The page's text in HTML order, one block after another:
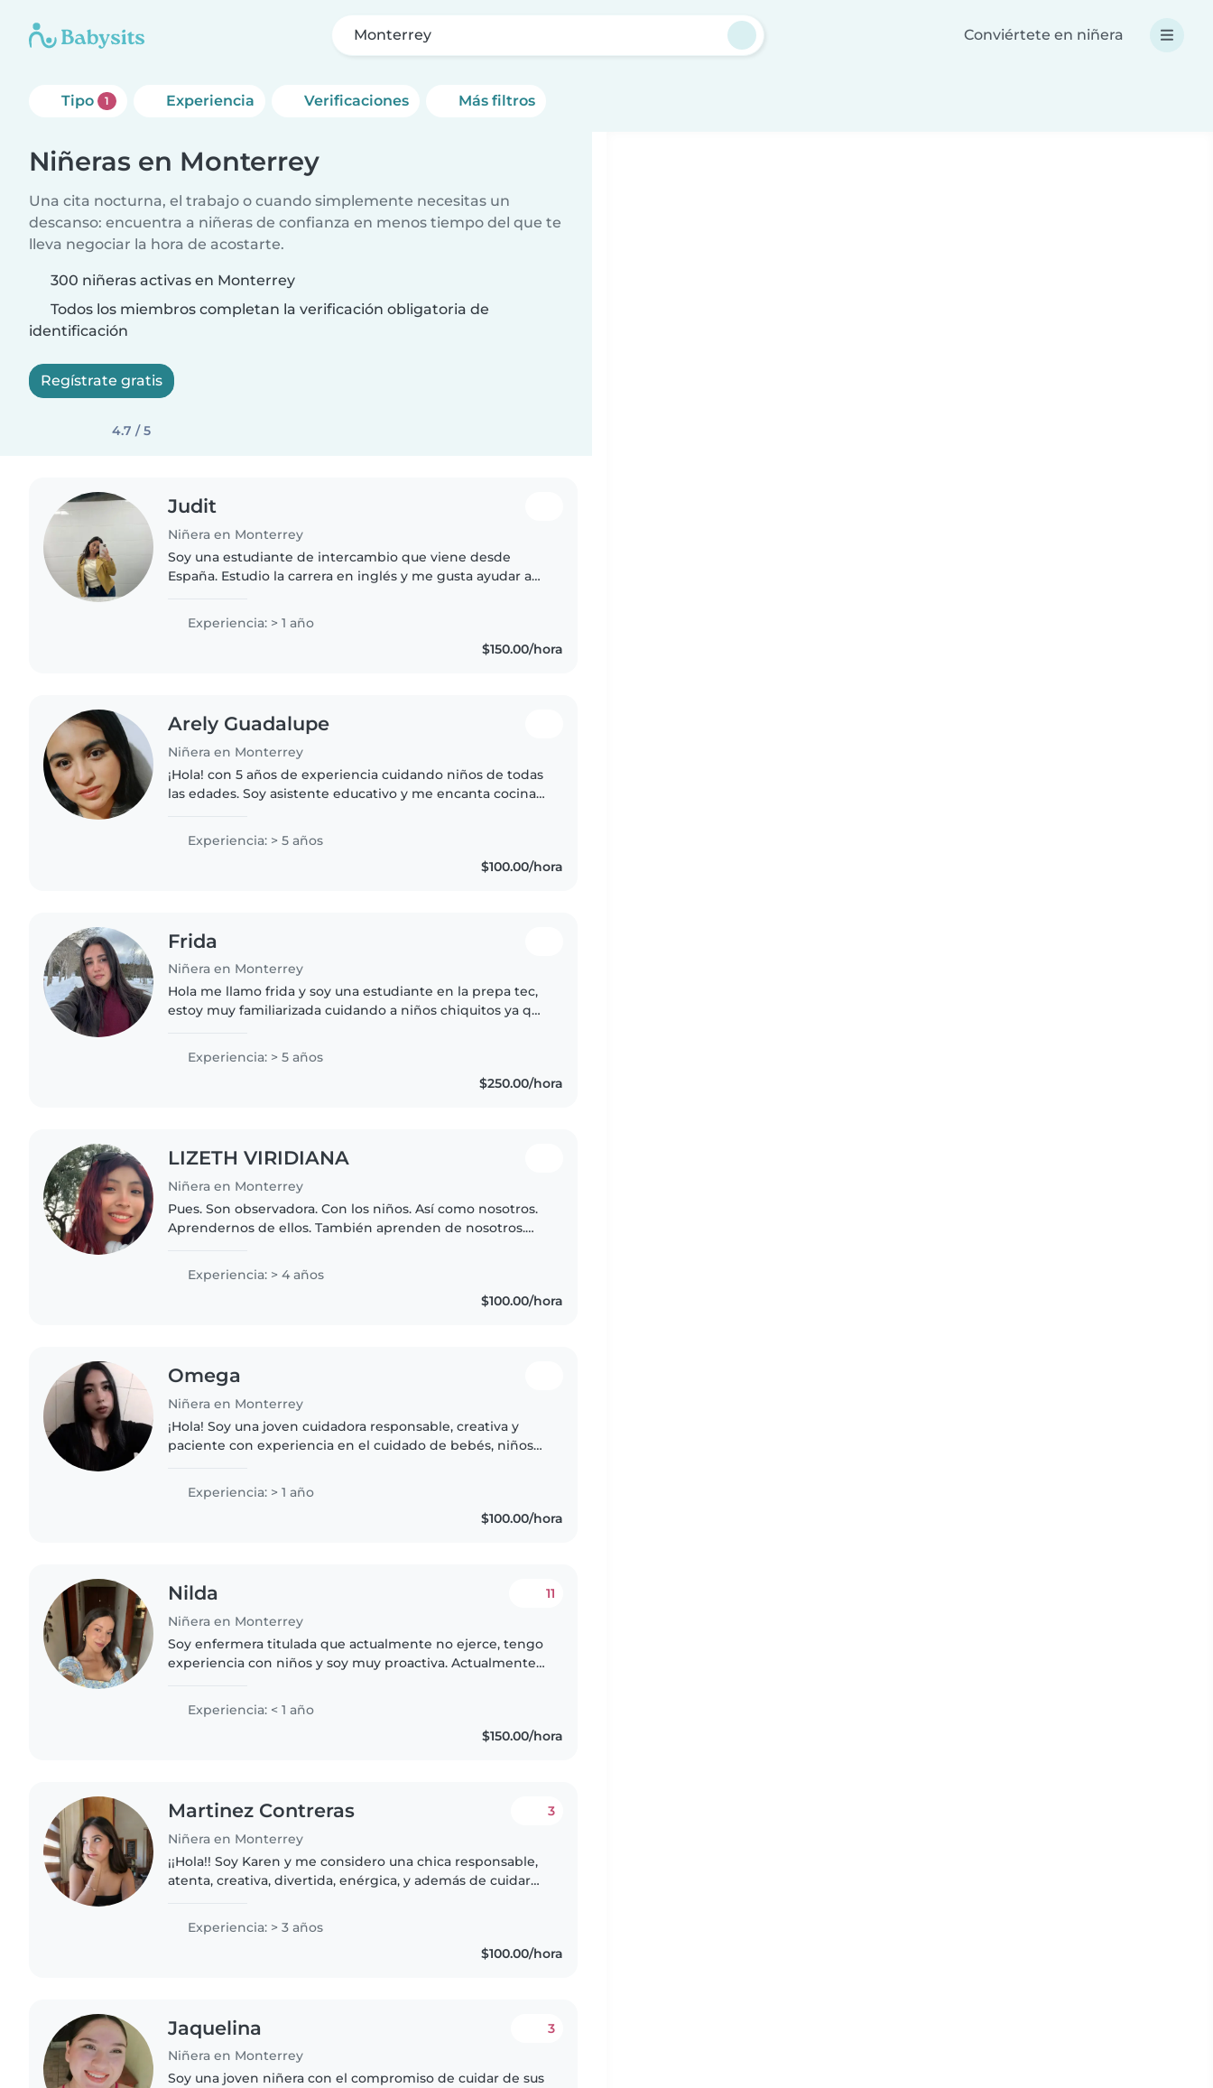
Monterrey Conviértete en niñera
Tipo 1 Experiencia Verificaciones Más filtros
Niñeras en Monterrey
Una cita nocturna, el trabajo o cuando simplemente necesitas un
descanso: encuentra a niñeras de confianza en menos tiempo del que te
lleva negociar la hora de acostarte.
300 niñeras activas en Monterrey
Todos los miembros completan la verificación obligatoria de
identificación
Regístrate gratis
4.7 / 5
Judit
Niñera en Monterrey
Soy una estudiante de intercambio que viene desde
España. Estudio la carrera en inglés y me gusta ayudar a
necesario puedo..
Experiencia: > 1 año
$150.00/hora
Arely Guadalupe
Niñera en Monterrey
¡Hola! con 5 años de experiencia cuidando niños de todas
las edades. Soy asistente educativo y me encanta cocinar,
Experiencia: > 5 años
$100.00/hora
Frida
Niñera en Monterrey
Hola me llamo frida y soy una estudiante en la prepa tec,
estoy muy familiarizada cuidando a niños chiquitos ya que
aveces me puden..
Experiencia: > 5 años
$250.00/hora
LIZETH VIRIDIANA
Niñera en Monterrey
Pues. Son observadora. Con los niños. Así como nosotros.
Aprendernos de ellos. También aprenden de nosotros.
una. Familia numerosa...
Experiencia: > 4 años
$100.00/hora
Omega
Niñera en Monterrey
¡Hola! Soy una joven cuidadora responsable, creativa y
paciente con experiencia en el cuidado de bebés, niños
experiencia y me siento..
Experiencia: > 1 año
$100.00/hora
Nilda
Niñera en Monterrey
11
Soy enfermera titulada que actualmente no ejerce, tengo
experiencia con niños y soy muy proactiva. Actualmente
organizarnos. No dudes..
Experiencia: < 1 año
$150.00/hora
Martinez Contreras
Niñera en Monterrey
3
¡¡Hola!! Soy Karen y me considero una chica responsable,
atenta, creativa, divertida, enérgica, y además de cuidar
Experiencia: > 3 años
$100.00/hora
Jaquelina
Niñera en Monterrey
3
Soy una joven niñera con el compromiso de cuidar de sus